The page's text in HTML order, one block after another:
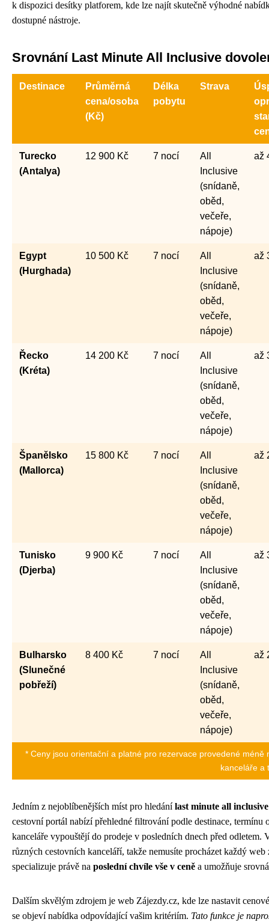
k dispozici desítky platforem, kde lze najít skutečně výhodné
dostupné nástroje.
Srovnání Last Minute All Inclusive
Destinace
Průměrná
cena/osoba
(Kč)
Délka
pobytu
Strava
Turecko
(Antalya)
12 900 Kč 7 nocí
All
Inclusive
(snídaně,
oběd,
večeře,
nápoje)
až
Egypt
(Hurghada)
10 500 Kč 7 nocí
All
Inclusive
(snídaně,
oběd,
večeře,
nápoje)
až
Řecko
(Kréta)
14 200 Kč 7 nocí
All
Inclusive
(snídaně,
oběd,
večeře,
nápoje)
až
Španělsko
(Mallorca)
15 800 Kč 7 nocí
All
Inclusive
(snídaně,
oběd,
večeře,
nápoje)
až
Tunisko
(Djerba)
9 900 Kč 7 nocí
All
Inclusive
(snídaně,
oběd,
večeře,
nápoje)
až
Bulharsko
(Slunečné
pobřeží)
8 400 Kč 7 nocí
All
Inclusive
(snídaně,
oběd,
večeře,
nápoje)
až
* Ceny jsou orientační a platné pro rezervace provedené
kanceláře a
Jedním z nejoblíbenějších míst pro hledánílast minute all
cestovní portál nabízí přehledné filtrování podle destinace,
kanceláře vypouštějí do prodeje v posledních dnech před
různých cestovních kanceláří, takže nemusíte procházet každý
specializuje právě na poslední chvíle vše v ceně a umožňuje
Dalším skvělým zdrojem je web Zájezdy.cz, kde lze nastavit
se objeví nabídka odpovídající vašim kritériím. Tato funkce je